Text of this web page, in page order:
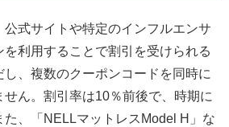
式サイトや特定のインフルエンサ
利用することで割引を受けられる
し、複数のクーポンコードを同時に
ん。割引率は10％前後で、時期に
た、「NELLマットレスModel H」な